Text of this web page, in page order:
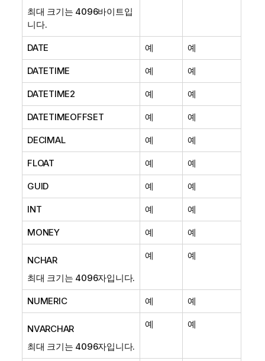
최대 크기는 4096바이트입
니다.
DATE 예 예
DATETIME 예 예
DATETIME2 예 예
DATETIMEOFFSET 예 예
DECIMAL 예 예
FLOAT 예 예
GUID 예 예
INT 예 예
MONEY 예 예
NCHAR
최대 크기는 4096자입니다.
예 예
NUMERIC 예 예
NVARCHAR
최대 크기는 4096자입니다.
예 예